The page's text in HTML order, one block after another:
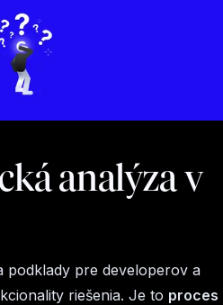
analýza v
podklady pre developerov a
riešenia. Je to proces